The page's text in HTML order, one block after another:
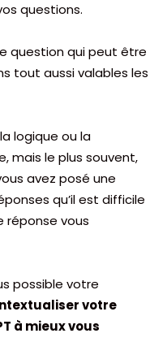
questions.
question qui peut être
tout aussi valables les
logique ou la
mais le plus souvent,
avez posé une
qu’il est difficile
réponse vous
possible votre
votre
à mieux vous